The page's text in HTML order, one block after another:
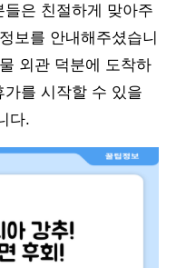
은 친절하게 맞아주
보를 안내해주셨습니
외관 덕분에 도착하
를 시작할 수 있을
다.